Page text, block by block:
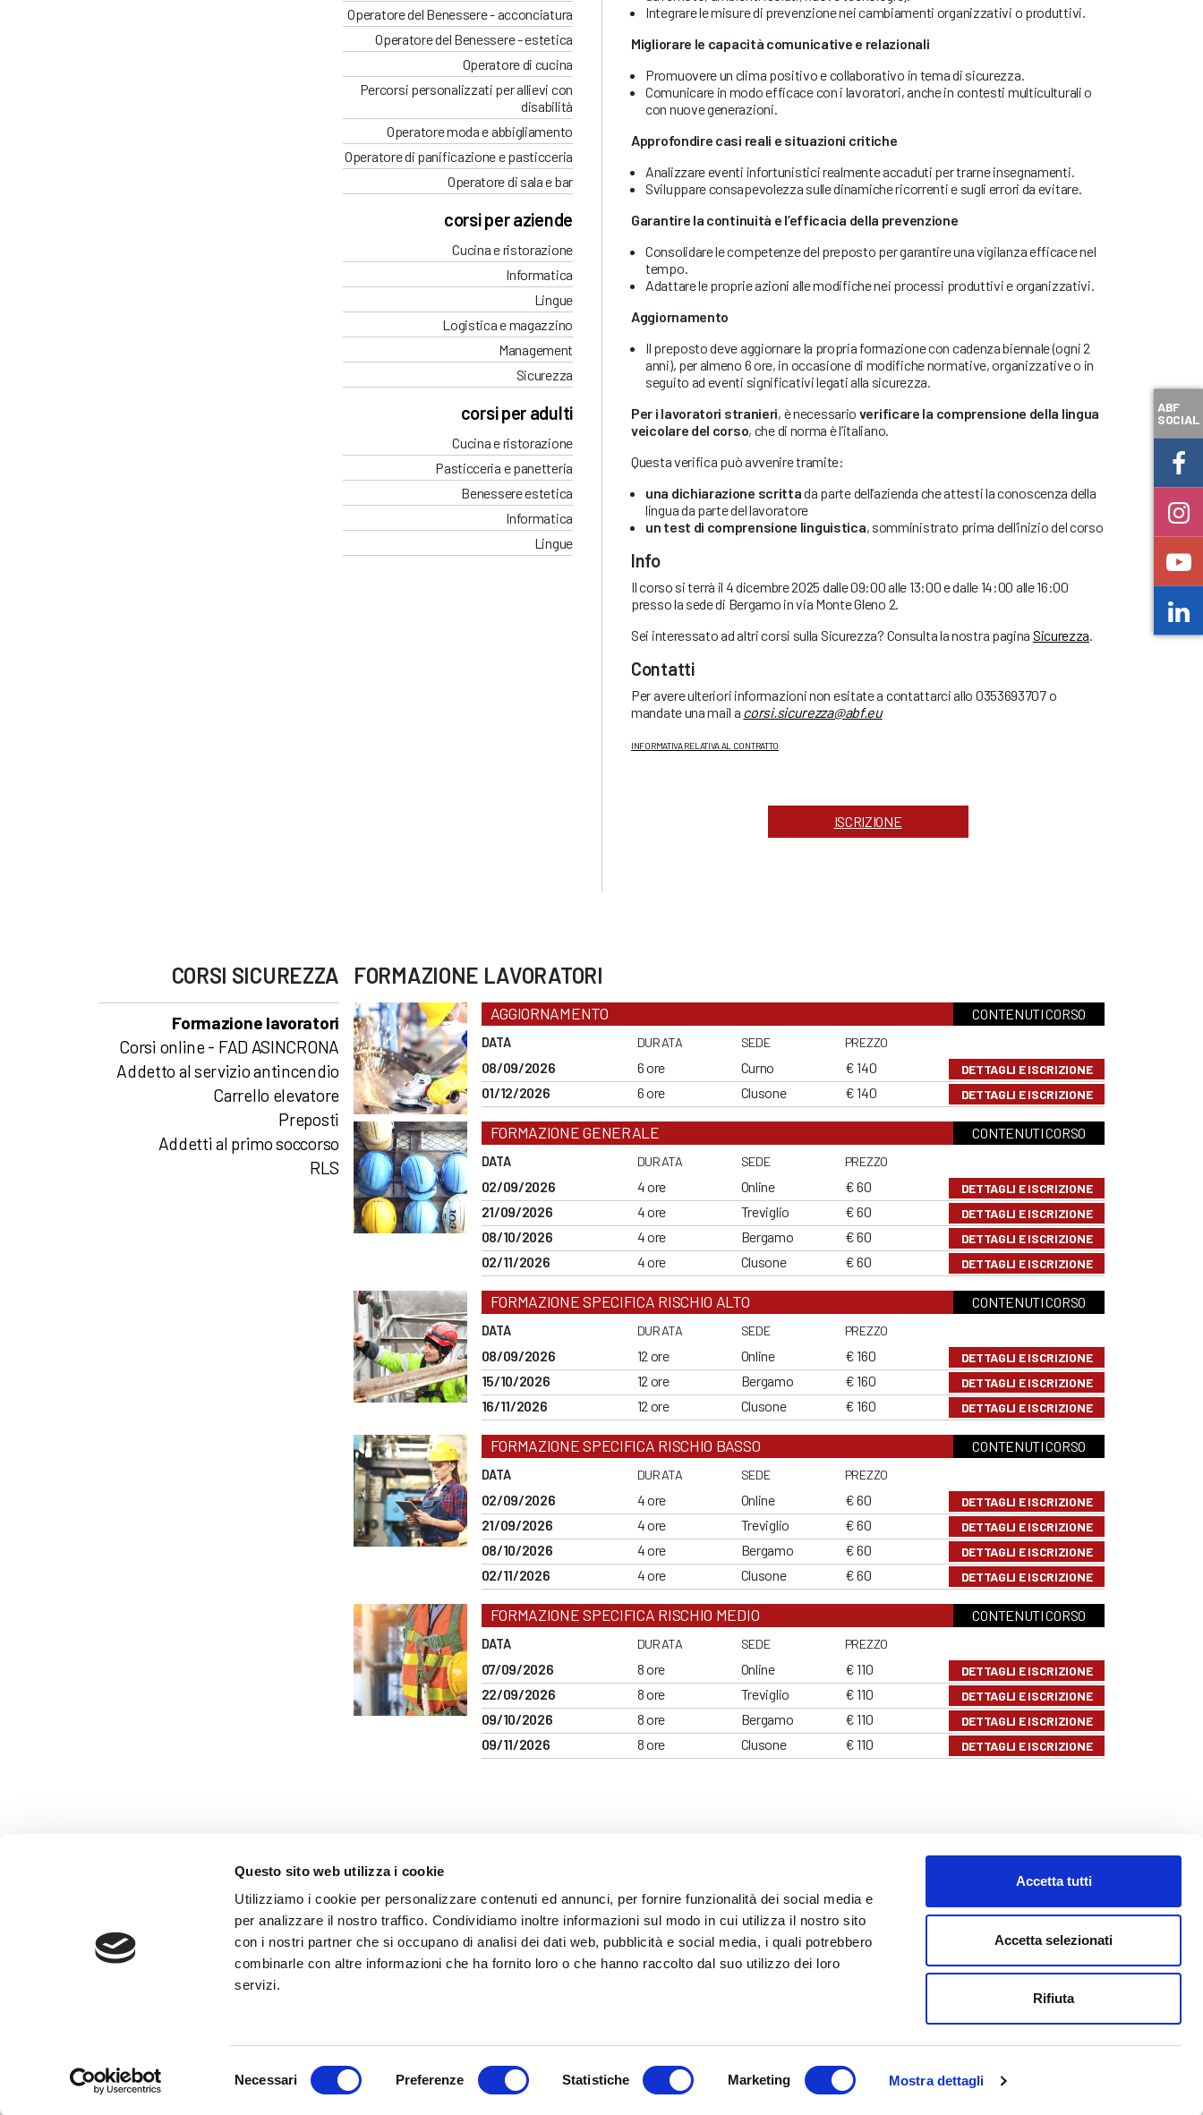
Questo sito web utilizza i cookie
Utilizziamo i cookie per personalizzare contenuti ed annunci, per fornire funzionalità dei social media e
per analizzare il nostro traffico. Condividiamo inoltre informazioni sul modo in cui utilizza il nostro sito
con i nostri partner che si occupano di analisi dei dati web, pubblicità e social media, i quali potrebbero
combinarle con altre informazioni che ha fornito loro o che hanno raccolto dal suo utilizzo dei loro
servizi.
Necessari Preferenze Statistiche Marketing Mostra dettagli
Accetta tutti
Accetta selezionati
Rifiuta
Operatore del Benessere - acconciatura
Operatore del Benessere - estetica
Operatore di cucina
Percorsi personalizzati per allievi con
disabilità
Operatore moda e abbigliamento
Operatore di panificazione e pasticceria
Operatore di sala e bar
corsi per aziende
Cucina e ristorazione
Informatica
Lingue
Logistica e magazzino
Management
Sicurezza
corsi per adulti
Cucina e ristorazione
Pasticceria e panetteria
Benessere estetica
Informatica
Lingue
Integrare le misure di prevenzione nei cambiamenti organizzativi o produttivi.
Migliorare le capacità comunicative e relazionali
Promuovere un clima positivo e collaborativo in tema di sicurezza.
Comunicare in modo efficace con i lavoratori, anche in contesti multiculturali o
con nuove generazioni.
Approfondire casi reali e situazioni critiche
Analizzare eventi infortunistici realmente accaduti per trarne insegnamenti.
Sviluppare consapevolezza sulle dinamiche ricorrenti e sugli errori da evitare.
Garantire la continuità e l’efficacia della prevenzione
Consolidare le competenze del preposto per garantire una vigilanza efficace nel
tempo.
Adattare le proprie azioni alle modifiche nei processi produttivi e organizzativi.
Aggiornamento
Il preposto deve aggiornare la propria formazione con cadenza biennale (ogni 2
anni), per almeno 6 ore, in occasione di modifiche normative, organizzative o in
seguito ad eventi significativi legati alla sicurezza.
Per i lavoratori stranieri, è necessario verificare la comprensione della lingua
veicolare del corso, che di norma è l’italiano.
Questa verifica può avvenire tramite:
una dichiarazione scrittada parte dell’azienda che attesti la conoscenza della
lingua da parte del lavoratore
un test di comprensione linguistica, somministrato prima dell’inizio del corso
Info
Il corso si terrà il 4 dicembre 2025 dalle 09:00 alle 13:00 e dalle 14:00 alle 16:00
presso la sede di Bergamo in via Monte Gleno 2.
Sei interessato ad altri corsi sulla Sicurezza? Consulta la nostra pagina Sicurezza
Contatti
Per avere ulteriori informazioni non esitate a contattarci allo 0353693707 o
mandate una mail a corsi.sicurezza@abf.eu
INFORMATIVA RELATIVA AL CONTRATTO
ISCRIZIONE
CORSI SICUREZZA
Corsi online - FAD ASINCRONA
Formazione lavoratori
Addetto al servizio antincendio
Carrello elevatore
Preposti
Addetti al primo soccorso
RLS
FORMAZIONE LAVORATORI
AGGIORNAMENTO CONTENUTI CORSO
DATA DURATA SEDE PREZZO
08/09/2026 6 ore Curno € 140 DETTAGLI E ISCRIZIONE
01/12/2026 6 ore Clusone € 140 DETTAGLI E ISCRIZIONE
FORMAZIONE GENERALE CONTENUTI CORSO
DATA DURATA SEDE PREZZO
02/09/2026 4 ore Online € 60 DETTAGLI E ISCRIZIONE
21/09/2026 4 ore Treviglio € 60 DETTAGLI E ISCRIZIONE
08/10/2026 4 ore Bergamo € 60 DETTAGLI E ISCRIZIONE
02/11/2026 4 ore Clusone € 60 DETTAGLI E ISCRIZIONE
FORMAZIONE SPECIFICA RISCHIO ALTO CONTENUTI CORSO
DATA DURATA SEDE PREZZO
08/09/2026 12 ore Online € 160 DETTAGLI E ISCRIZIONE
15/10/2026 12 ore Bergamo € 160 DETTAGLI E ISCRIZIONE
16/11/2026 12 ore Clusone € 160 DETTAGLI E ISCRIZIONE
FORMAZIONE SPECIFICA RISCHIO BASSO CONTENUTI CORSO
DATA DURATA SEDE PREZZO
02/09/2026 4 ore Online € 60 DETTAGLI E ISCRIZIONE
21/09/2026 4 ore Treviglio € 60 DETTAGLI E ISCRIZIONE
08/10/2026 4 ore Bergamo € 60 DETTAGLI E ISCRIZIONE
02/11/2026 4 ore Clusone € 60 DETTAGLI E ISCRIZIONE
FORMAZIONE SPECIFICA RISCHIO MEDIO CONTENUTI CORSO
DATA DURATA SEDE PREZZO
07/09/2026 8 ore Online € 110 DETTAGLI E ISCRIZIONE
22/09/2026 8 ore Treviglio € 110 DETTAGLI E ISCRIZIONE
09/10/2026 8 ore Bergamo € 110 DETTAGLI E ISCRIZIONE
09/11/2026 8 ore Clusone € 110 DETTAGLI E ISCRIZIONE
WHISTLEBLOWING
ABF Azienda Bergamasca Formazione
C.F. e P. IVA 03240540165 - Tel. (035) 3693711 - via Monte Gleno, 2 - I - 24125 Bergamo (BG) - Email: info@abf.eu
ABF
SOCIAL